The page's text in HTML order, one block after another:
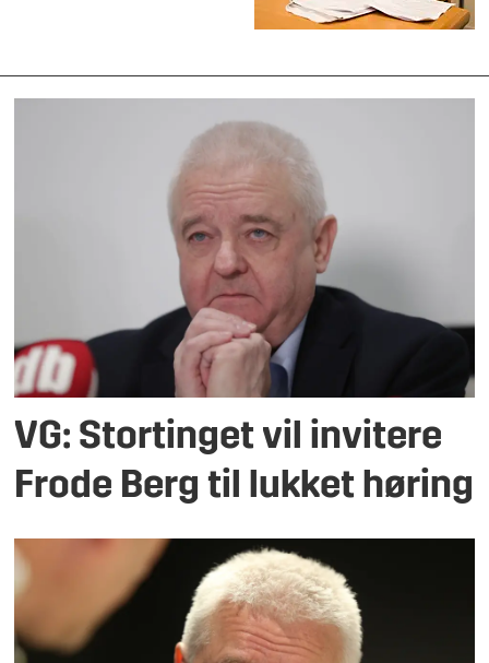
VG: Stortinget vil invitere
Frode Berg til lukket høring